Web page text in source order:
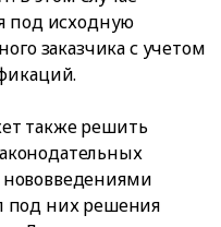
под исходную
заказчика с учетом
также решить
под них решения